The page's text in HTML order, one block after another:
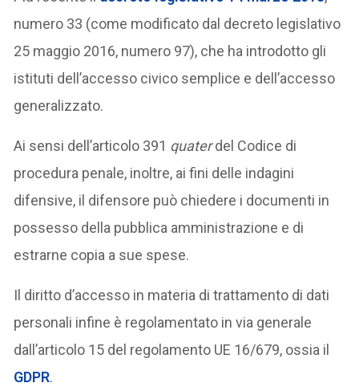
numero 33 (come modificato dal decreto legislativo
25 maggio 2016, numero 97), che ha introdotto gli
istituti dell’accesso civico semplice e dell’accesso
generalizzato.
Ai sensi dell’articolo 391 quaterdel Codice di
procedura penale, inoltre, ai fini delle indagini
difensive, il difensore può chiedere i documenti in
possesso della pubblica amministrazione e di
estrarne copia a sue spese.
Il diritto d’accesso in materia di trattamento di dati
personali infine è regolamentato in via generale
dall’articolo 15 del regolamento UE 16/679, ossia il
GDPR.